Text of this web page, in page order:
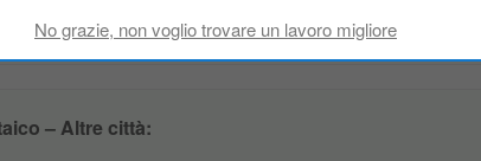
Settore Tecnico
Tecnico Autonomo
– Altre città: